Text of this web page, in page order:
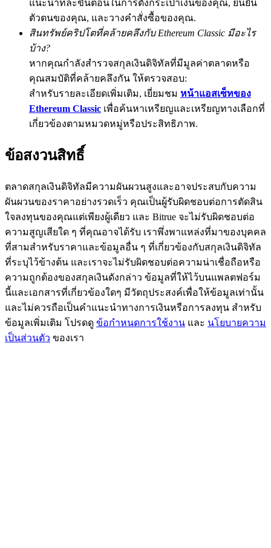
77,777+3k Rewards
กิจกรรมเพิ่มเติม
ศูนย์รางวัล
เข้าสู่ระบบลงชื่อ
แนะนำทีละขั้นตอนในการตั้งกระเป๋าเงินของคุณ, ยืนยัน
ตัวตนของคุณ, และวางคำสั่งซื้อของคุณ.
สินทรัพย์คริปโตที่คล้ายคลึงกับ Ethereum Classic มีอะไร
บ้าง?
หากคุณกำลังสำรวจสกุลเงินดิจิทัลที่มีมูลค่าตลาดหรือ
คุณสมบัติที่คล้ายคลึงกัน ให้ตรวจสอบ:
สำหรับรายละเอียดเพิ่มเติม, เยี่ยมชม หน้าแอสเซ็ทของ
Ethereum Classic เพื่อค้นหาเหรียญและเหรียญทางเลือกที่
เกี่ยวข้องตามหมวดหมู่หรือประสิทธิภาพ.
ข้อสงวนสิทธิ์
ตลาดสกุลเงินดิจิทัลมีความผันผวนสูงและอาจประสบกับความ
ผันผวนของราคาอย่างรวดเร็ว คุณเป็นผู้รับผิดชอบต่อการตัดสิน
ใจลงทุนของคุณแต่เพียงผู้เดียว และ Bitrue จะไม่รับผิดชอบต่อ
ความสูญเสียใด ๆ ที่คุณอาจได้รับ เราพึ่งพาแหล่งที่มาของบุคคล
ที่สามสำหรับราคาและข้อมูลอื่น ๆ ที่เกี่ยวข้องกับสกุลเงินดิจิทัล
ที่ระบุไว้ข้างต้น และเราจะไม่รับผิดชอบต่อความน่าเชื่อถือหรือ
ความถูกต้องของสกุลเงินดังกล่าว ข้อมูลที่ให้ไว้บนแพลตฟอร์ม
นี้และเอกสารที่เกี่ยวข้องใดๆ มีวัตถุประสงค์เพื่อให้ข้อมูลเท่านั้น
และไม่ควรถือเป็นคำแนะนำทางการเงินหรือการลงทุน สำหรับ
ข้อมูลเพิ่มเติม โปรดดู ข้อกำหนดการใช้งาน และ นโยบายความ
เป็นส่วนตัว ของเรา